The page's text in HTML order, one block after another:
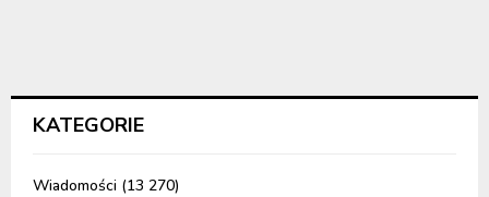
KATEGORIE
Wiadomości (13 270)